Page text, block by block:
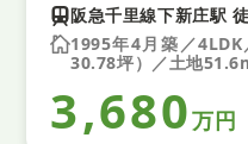
阪急千里線下新庄駅
1995年4月築／
30.78坪）／土地
3,680万円